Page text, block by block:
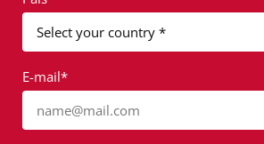
E-mail*
name@mail.com